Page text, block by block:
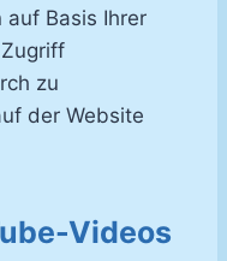
Basis Ihrer
zu
der Website
Videos